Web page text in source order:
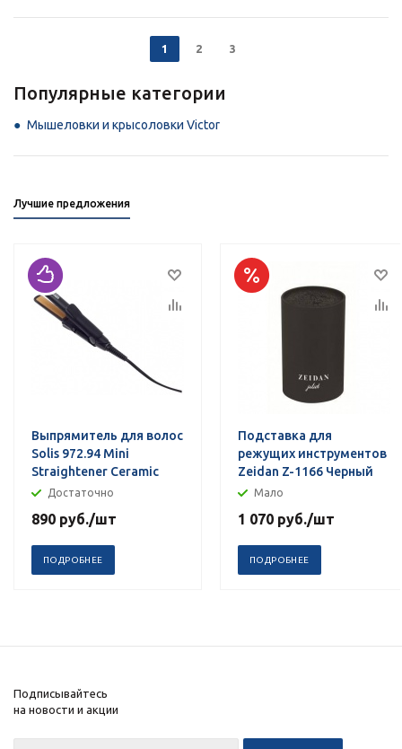
1 2 3
Популярные категории
Мышеловки и крысоловки Victor
Лучшие предложения
Выпрямитель для волос
Solis 972.94 Mini
Straightener Ceramic
Достаточно
890 руб./шт
ПОДРОБНЕЕ
Подставка для
режущих инструментов
Zeidan Z-1166 Черный
Мало
1 070 руб./шт
ПОДРОБНЕЕ
Подписывайтесь
на новости и акции